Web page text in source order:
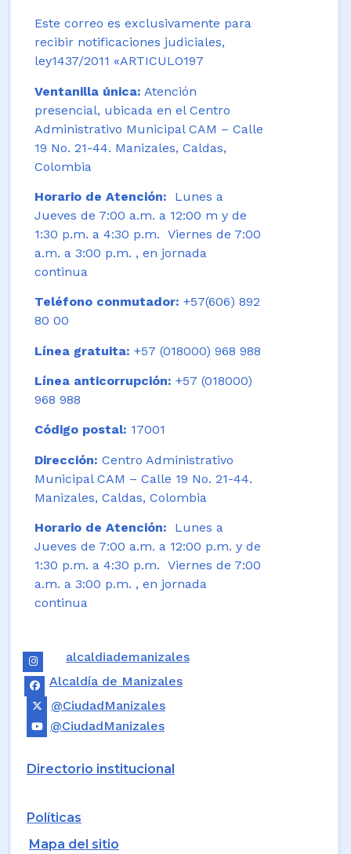
Este correo es exclusivamente para
recibir notificaciones judiciales,
ley1437/2011 «ARTICULO197
Ventanilla única: Atención
presencial, ubicada en el Centro
Administrativo Municipal CAM – Calle
19 No. 21-44. Manizales, Caldas,
Colombia
Horario de Atención:
Lunes a
Jueves de 7:00 a.m. a 12:00 m y de
1:30 p.m. a 4:30 p.m. Viernes de 7:00
a.m. a 3:00 p.m. , en jornada
continua
Teléfono conmutador: +57(606) 892
80 00
Línea gratuita: +57 (018000) 968 988
Línea anticorrupción: +57 (018000)
968 988
Código postal: 17001
Dirección: Centro Administrativo
Municipal CAM – Calle 19 No. 21-44.
Manizales, Caldas, Colombia
Horario de Atención: Lunes a
Jueves de 7:00 a.m. a 12:00 p.m. y de
1:30 p.m. a 4:30 p.m. Viernes de 7:00
a.m. a 3:00 p.m. , en jornada
continua
alcaldiademanizales
Alcaldía de Manizales
@CiudadManizales
@CiudadManizales
Directorio institucional
Políticas
Mapa del sitio